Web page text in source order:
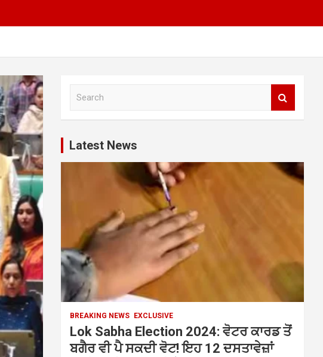
c
h
Latest News
BREAKING NEWS EXCLUSIVE
Lok Sabha Election 2024: ਵੋਟਰ ਕਾਰਡ ਤੋਂ
ਬਗੈਰ ਵੀ ਪੈ ਸਕਦੀ ਵੋਟ! ਇਹ 12 ਦਸਤਾਵੇਜ਼ਾਂ